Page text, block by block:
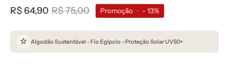
R$ 64,90 R$ 75,00 Promoção • - 13%
Algodão Sustentável - Fio Egípcio - Proteção Solar UV50+